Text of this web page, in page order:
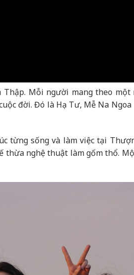
Mỗi người mang theo một
đời. Đó là Hạ Tư, Mễ Na Ngoa
từng sống và làm việc tại
thừa nghệ thuật làm gốm thổ.